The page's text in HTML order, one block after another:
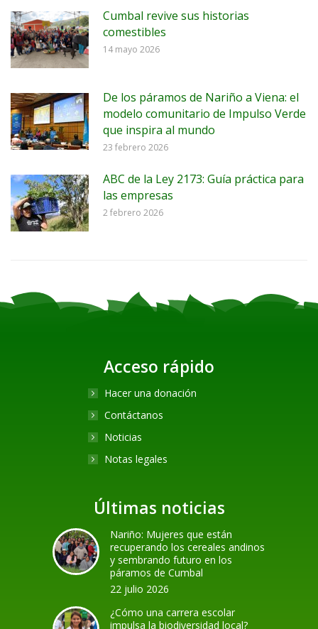
Cumbal revive sus historias
comestibles
14 mayo 2026
De los páramos de Nariño a Viena: el
modelo comunitario de Impulso Verde
que inspira al mundo
23 febrero 2026
ABC de la Ley 2173: Guía práctica para
las empresas
2 febrero 2026
Acceso rápido
Hacer una donación
Contáctanos
Noticias
Notas legales
Últimas noticias
Nariño: Mujeres que están
recuperando los cereales andinos
y sembrando futuro en los
páramos de Cumbal
22 julio 2026
¿Cómo una carrera escolar
impulsa la biodiversidad local?